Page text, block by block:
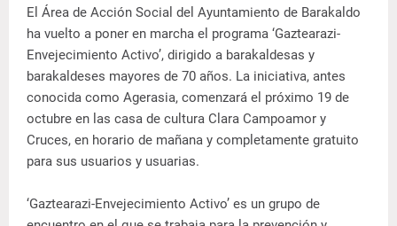
El Área de Acción Social del Ayuntamiento de Barakaldo
ha vuelto a poner en marcha el programa ‘Gaztearazi-
Envejecimiento Activo’, dirigido a barakaldesas y
barakaldeses mayores de 70 años. La iniciativa, antes
conocida como Agerasia, comenzará el próximo 19 de
octubre en las casa de cultura Clara Campoamor y
Cruces, en horario de mañana y completamente gratuito
para sus usuarios y usuarias.
‘Gaztearazi-Envejecimiento Activo’ es un grupo de